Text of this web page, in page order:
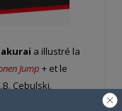
a illustré la
Jump + et le
Cebulski.